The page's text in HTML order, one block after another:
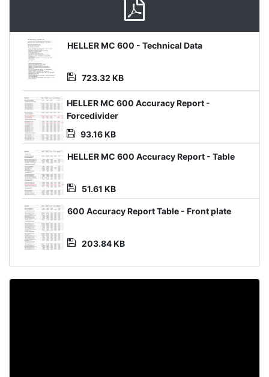
Product
Document
HELLER MC 600 - Technical Data
723.32 KB
HELLER MC 600 Accuracy Report -
Forcedivider
93.16 KB
HELLER MC 600 Accuracy Report - Table
51.61 KB
600 Accuracy Report Table - Front plate
203.84 KB